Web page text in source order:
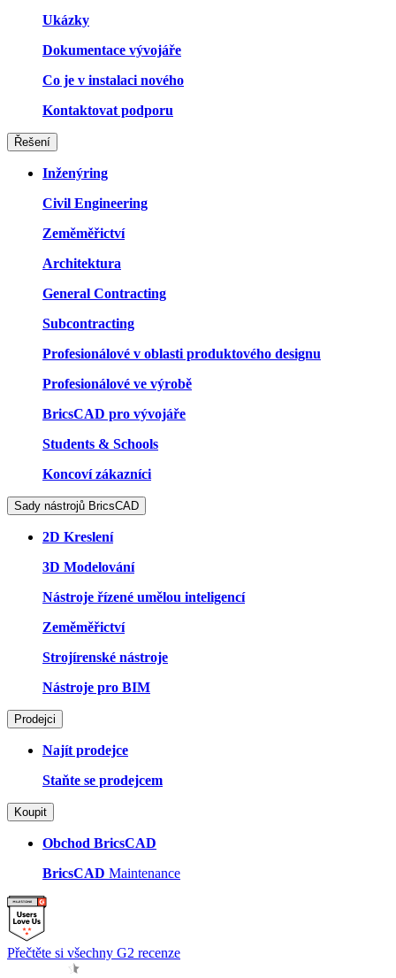
Ukázky
Dokumentace vývojáře
Co je v instalaci nového
Kontaktovat podporu
Řešení
Inženýring
Civil Engineering
Zeměměřictví
Architektura
General Contracting
Subcontracting
Profesionálové v oblasti produktového designu
Profesionálové ve výrobě
BricsCAD pro vývojáře
Students & Schools
Koncoví zákazníci
Sady nástrojů BricsCAD
2D Kreslení
3D Modelování
Nástroje řízené umělou inteligencí
Zeměměřictví
Strojírenské nástroje
Nástroje pro BIM
Prodejci
Najít prodejce
Staňte se prodejcem
Koupit
Obchod BricsCAD
BricsCAD Maintenance
Přečtěte si všechny G2 recenze